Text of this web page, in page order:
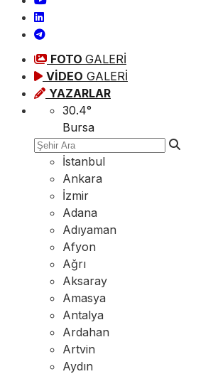
FOTO GALERİ
VİDEO GALERİ
YAZARLAR
30.4°
Bursa
İstanbul
Ankara
İzmir
Adana
Adıyaman
Afyon
Ağrı
Aksaray
Amasya
Antalya
Ardahan
Artvin
Aydın